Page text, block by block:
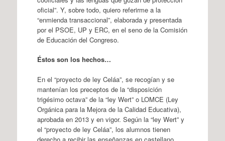
oficial”. Y, sobre todo, quiero referirme a la
“enmienda transaccional”, elaborada y presentada
por el PSOE, UP y ERC, en el seno de la Comisión
de Educación del Congreso.
Éstos son los hechos…
En el “proyecto de ley Celáa”, se recogían y se
mantenían los preceptos de la “disposición
trigésimo octava” de la “ley Wert” o LOMCE (Ley
Orgánica para la Mejora de la Calidad Educativa),
aprobada en 2013 y en vigor. Según la “ley Wert” y
el “proyecto de ley Celáa”, los alumnos tienen